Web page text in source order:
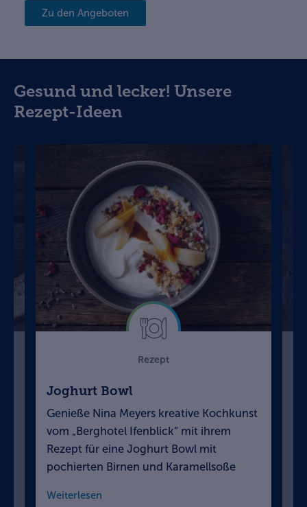
Zu den Angeboten
Gesund und lecker! Unsere
Rezept-Ideen
Rezept
Joghurt Bowl
Genieße Nina Meyers kreative Kochkunst
vom „Berghotel Ifenblick“ mit ihrem
Rezept für eine Joghurt Bowl mit
pochierten Birnen und Karamellsoße
Weiterlesen